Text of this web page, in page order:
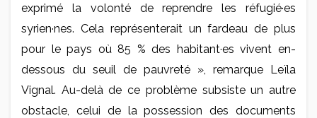
exprimé la volonté de reprendre les réfugié·es
syrien·nes. Cela représenterait un fardeau de plus
pour le pays où 85 % des habitant·es vivent en-
dessous du seuil de pauvreté », remarque Leïla
Vignal. Au-delà de ce problème subsiste un autre
obstacle, celui de la possession des documents